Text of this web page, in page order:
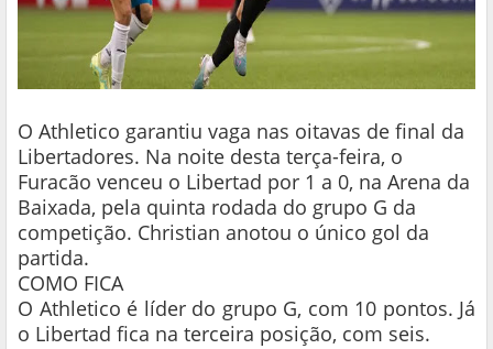
O Athletico garantiu vaga nas oitavas de final da
Libertadores. Na noite desta terça-feira, o
Furacão venceu o Libertad por 1 a 0, na Arena da
Baixada, pela quinta rodada do grupo G da
competição. Christian anotou o único gol da
partida.
COMO FICA
O Athletico é líder do grupo G, com 10 pontos. Já
o Libertad fica na terceira posição, com seis.